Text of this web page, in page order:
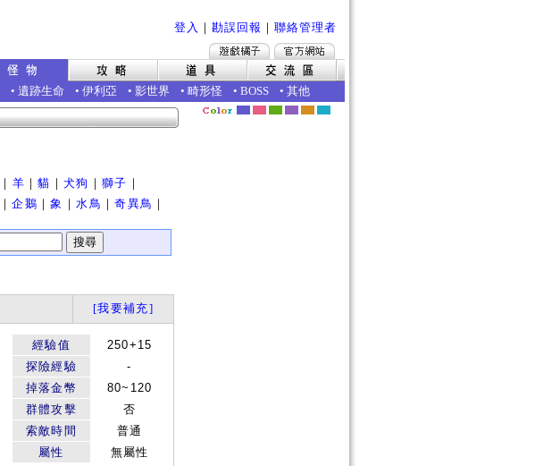
登入 ｜ 勘誤回報 ｜ 聯絡管理者
• 遺跡生命 • 伊利亞 • 影世界 • 畸形怪 • BOSS • 其他
｜ 羊 ｜貓 ｜ 犬狗 ｜ 獅子 ｜
｜企鵝 ｜象 ｜水鳥 ｜奇異鳥 ｜
[我要補充]
經驗值
250+15
探險經驗
-
掉落金幣
80~120
群體攻擊
否
索敵時間
普通
屬性 無屬性